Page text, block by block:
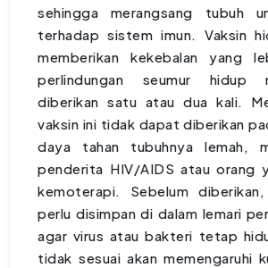
sehingga merangsang tubuh
terhadap sistem imun. Vaksin
memberikan kekebalan yang
perlindungan seumur hidup
diberikan satu atau dua kali.
vaksin ini tidak dapat diberikan
daya tahan tubuhnya lemah,
penderita HIV/AIDS atau orang
kemoterapi. Sebelum
perlu disimpan di dalam lemari
agar virus atau bakteri tetap
tidak sesuai akan memengaruhi